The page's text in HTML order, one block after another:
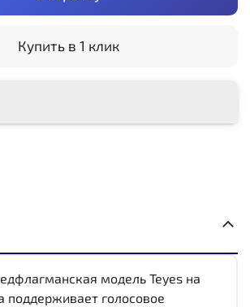
Купить в 1 клик
модель Teyes на
поддерживает голосовое